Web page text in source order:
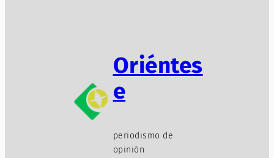
Oriéntes
e
periodismo de
opinión